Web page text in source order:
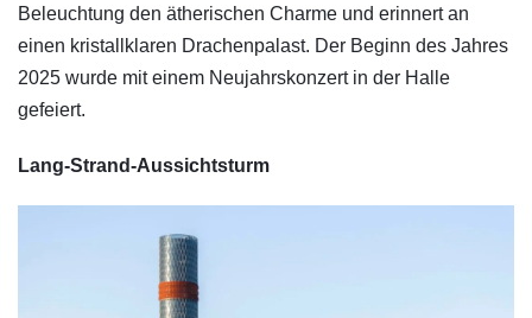
Beleuchtung den ätherischen Charme und erinnert an
einen kristallklaren Drachenpalast. Der Beginn des Jahres
2025 wurde mit einem Neujahrskonzert in der Halle
gefeiert.
Lang-Strand-Aussichtsturm